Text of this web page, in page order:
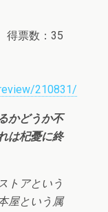
票数：35
210831/
かどうか不
は杞憂に終
トアという
屋という属